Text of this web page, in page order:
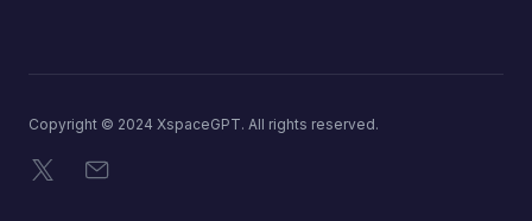
Copyright © 2024 XspaceGPT. All rights reserved.
X メール